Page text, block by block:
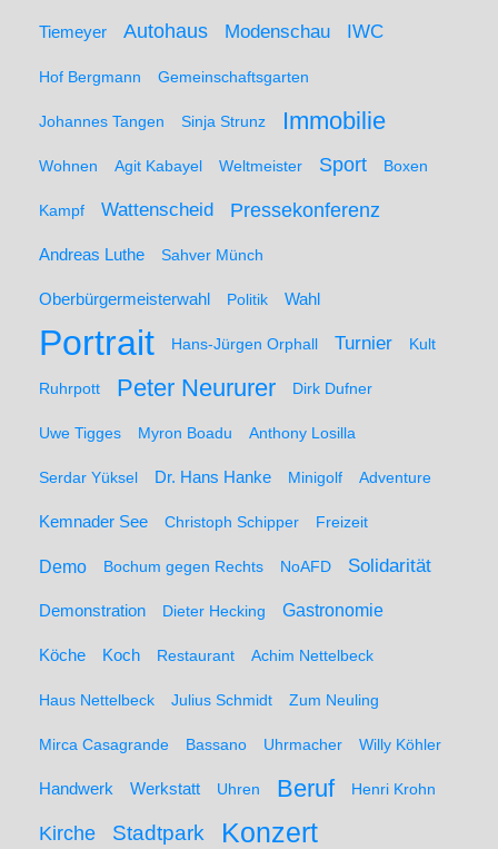
Tiemeyer Autohaus Modenschau IWC
Hof Bergmann Gemeinschaftsgarten
Johannes Tangen Sinja Strunz Immobilie
Wohnen Agit Kabayel Weltmeister Sport Boxen
Kampf Wattenscheid Pressekonferenz
Andreas Luthe Sahver Münch
Oberbürgermeisterwahl Politik Wahl
Portrait Hans-Jürgen Orphall Turnier Kult
Ruhrpott Peter Neururer Dirk Dufner
Uwe Tigges Myron Boadu Anthony Losilla
Serdar Yüksel Dr. Hans Hanke Minigolf Adventure
Kemnader See Christoph Schipper Freizeit
Demo Bochum gegen Rechts NoAFD Solidarität
Demonstration Dieter Hecking Gastronomie
Köche Koch Restaurant Achim Nettelbeck
Haus Nettelbeck Julius Schmidt Zum Neuling
Mirca Casagrande Bassano Uhrmacher Willy Köhler
Handwerk Werkstatt Uhren Beruf Henri Krohn
Kirche Stadtpark Konzert